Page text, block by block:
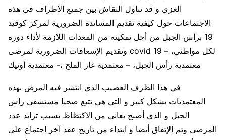
الغزي و قد تناول النقاش بين جميع الاطراف في هذه
الاجتماعات حول كيفية تقديم المساندة الضرورية لمركز كوفيد
19 برأس الجبل من أجل تمكينه من المعدات اللازمة لأداء دوره
وتقديم الإسعافات الضرورية لمرضى covid 19 لكل مواطني، –
معتمدية رأس الجبل، – معتمدية غار الملح ،- معتمدية أوتيك
في هذا الظرف العصيب الذي انتشر فيه المرض بهذه
المعتمديات بشكل كبير و التي هي تتبع صحيا مستشفى راس
الجبل و الذي أصبح يعاني من الاكتظاظ بسبب تزايد عدد
المرضى وتم الإتفاق أيضا وَ ابتداء من تاريخ عقد آخر اجتماع على